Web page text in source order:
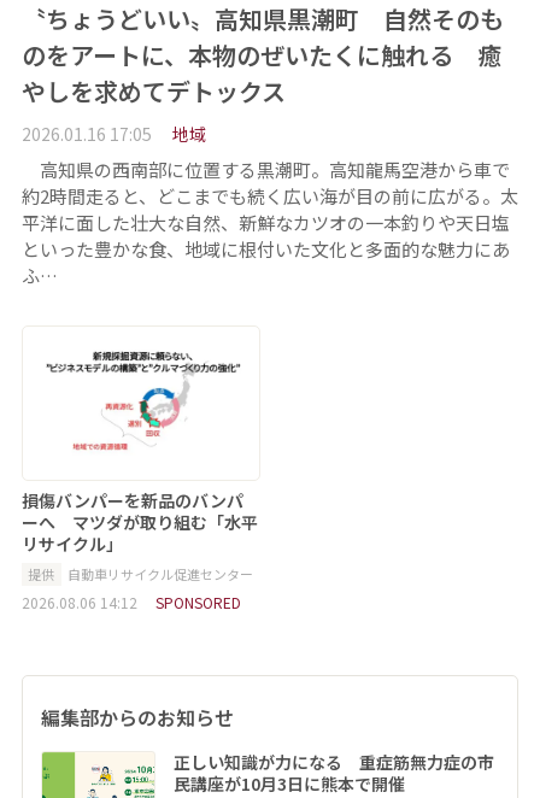
〝ちょうどいい〟高知県黒潮町 自然そのも
のをアートに、本物のぜいたくに触れる 癒
やしを求めてデトックス
2026.01.16 17:05 地域
高知県の西南部に位置する黒潮町。高知龍馬空港から車で
約2時間走ると、どこまでも続く広い海が目の前に広がる。太
平洋に面した壮大な自然、新鮮なカツオの一本釣りや天日塩
といった豊かな食、地域に根付いた文化と多面的な魅力にあ
ふ…
損傷バンパーを新品のバンパ
ーへ マツダが取り組む「水平
リサイクル」
提供 自動車リサイクル促進センター
2026.08.06 14:12 SPONSORED
編集部からのお知らせ
正しい知識が力になる 重症筋無力症の市
民講座が10月3日に熊本で開催